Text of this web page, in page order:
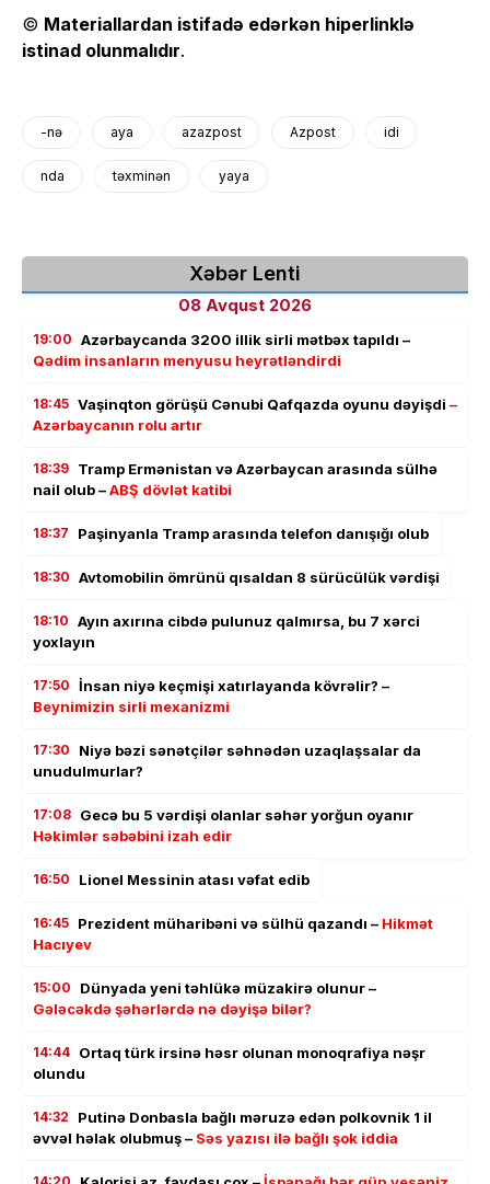
© Materiallardan istifadə edərkən hiperlinklə
istinad olunmalıdır.
-nə aya azazpost Azpost idi
nda təxminən yaya
Xəbər Lenti
08 Avqust 2026
19:00 Azərbaycanda 3200 illik sirli mətbəx tapıldı –
Qədim insanların menyusu heyrətləndirdi
18:45 Vaşinqton görüşü Cənubi Qafqazda oyunu dəyişdi –
Azərbaycanın rolu artır
18:39 Tramp Ermənistan və Azərbaycan arasında sülhə
nail olub –ABŞ dövlət katibi
18:37 Paşinyanla Tramp arasında telefon danışığı olub
18:30 Avtomobilin ömrünü qısaldan 8 sürücülük vərdişi
18:10 Ayın axırına cibdə pulunuz qalmırsa, bu 7 xərci
yoxlayın
17:50 İnsan niyə keçmişi xatırlayanda kövrəlir? –
Beynimizin sirli mexanizmi
17:30
Niyə bəzi sənətçilər səhnədən uzaqlaşsalar da
unudulmurlar?
17:08 Gecə bu 5 vərdişi olanlar səhər yorğun oyanır
Həkimlər səbəbini izah edir
16:50 Lionel Messinin atası vəfat edib
16:45 Prezident müharibəni və sülhü qazandı – Hikmət
Hacıyev
15:00
Dünyada yeni təhlükə müzakirə olunur –
Gələcəkdə şəhərlərdə nə dəyişə bilər?
14:44 Ortaq türk irsinə həsr olunan monoqrafiya nəşr
olundu
14:32
Putinə Donbasla bağlı məruzə edən polkovnik 1 il
əvvəl həlak olubmuş – Səs yazısı ilə bağlı şok iddia